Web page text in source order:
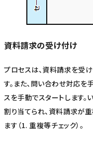
資料請求の受け付け
プロセスは、資料請求を受
す。また、問い合わせ対応
スを手動でスタートします
割り当てられ、資料請求が
ます（1. 重複等チェック）。